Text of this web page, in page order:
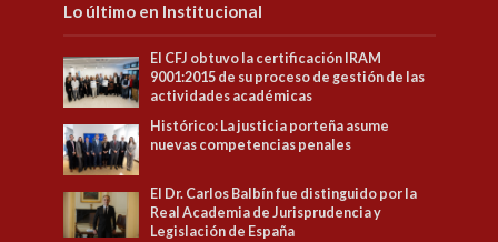
Lo último en Institucional
El CFJ obtuvo la certificación IRAM
9001:2015 de su proceso de gestión de las
actividades académicas
Histórico: La justicia porteña asume
nuevas competencias penales
El Dr. Carlos Balbín fue distinguido por la
Real Academia de Jurisprudencia y
Legislación de España